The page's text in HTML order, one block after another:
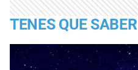
TENES QUE SABER